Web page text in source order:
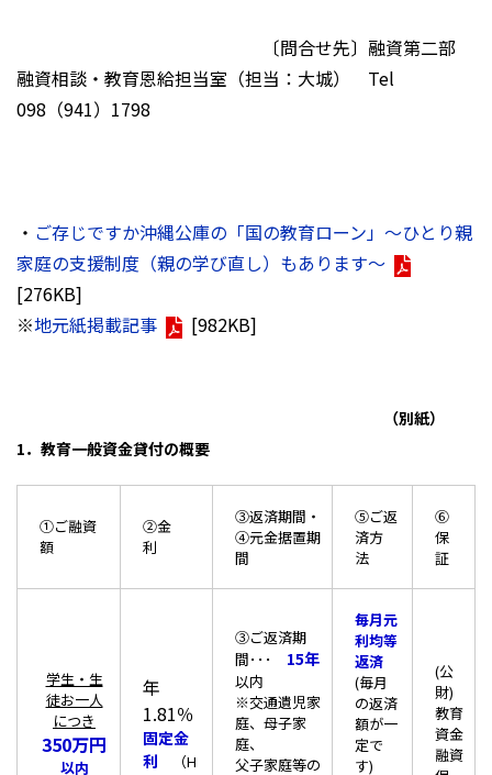
〔問合せ先〕融資第二部
融資相談・教育恩給担当室（担当：大城） Tel
098（941）1798
・ ご存じですか沖縄公庫の「国の教育ローン」～ひとり親
家庭の支援制度（親の学び直し）もあります～
[276KB]
※地元紙掲載記事 [982KB]
（別紙）
1．教育一般資金貸付の概要
①ご融資
額
②金
利
③返済期間・
④元金据置期
間
⑤ご返
済方
法
⑥
保
証
学生・生
徒お一人
につき
350万円
以内
年
1.81％
固定金
利 （H
③ご返済期
間･･･ 15年
以内
※交通遺児家
庭、母子家
庭、
父子家庭等の
毎月元
利均等
返済
(毎月
の返済
額が一
定で
す)
(公
財)
教育
資金
融資